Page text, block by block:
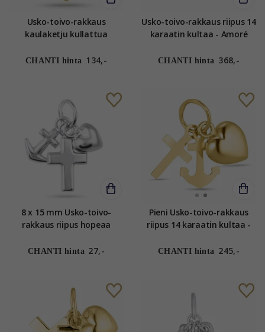
Usko-toivo-rakkaus
kaulaketju kullattua
hopeaa
CHANTI hinta 134,-
Usko-toivo-rakkaus riipus 14
karaatin kultaa - Amoré
CHANTI hinta 368,-
8 x 15 mm Usko-toivo-
rakkaus riipus hopeaa
CHANTI hinta 27,-
Pieni Usko-toivo-rakkaus
riipus 14 karaatin kultaa -
CHANTI hinta 245,-